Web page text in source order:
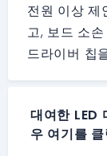
전원 이상
고, 보드 소
드라이버 칩
대여한 LED
우 여기를